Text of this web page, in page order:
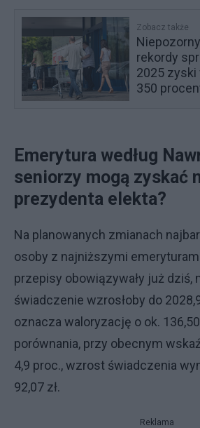
Zobacz także
rekordy
2025 zyski
350
Emerytura według
seniorzy mogą zyskać
prezydenta elekta?
Na planowanych zmianach
osoby z najniższymi
przepisy obowiązywały już dziś,
świadczenie wzrosłoby do
oznacza waloryzację o ok. 136,50
porównania, przy obecnym
4,9 proc., wzrost świadczenia
92,07 zł.
Reklama